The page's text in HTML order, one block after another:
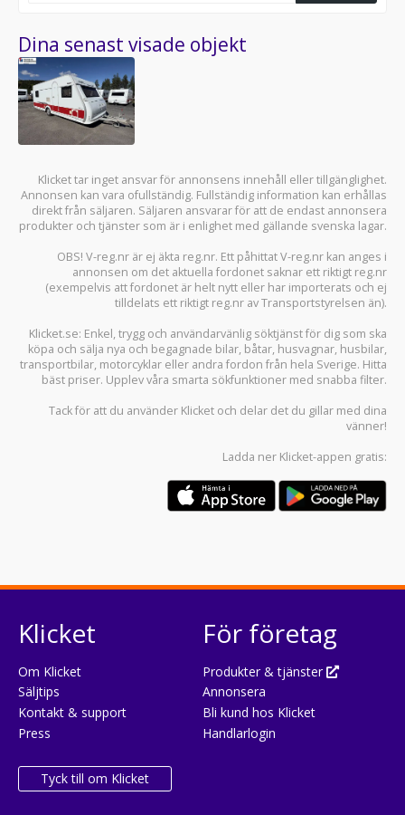
Dina senast visade objekt
Klicket tar inget ansvar för annonsens innehåll eller tillgänglighet.
Annonsen kan vara ofullständig. Fullständig information kan erhållas
direkt från säljaren. Säljaren ansvarar för att de endast annonsera
produkter och tjänster som är i enlighet med gällande svenska lagar.
OBS! V-reg.nr är ej äkta reg.nr. Ett påhittat V-reg.nr kan anges i
annonsen om det aktuella fordonet saknar ett riktigt reg.nr
(exempelvis att fordonet är helt nytt eller har importerats och ej
tilldelats ett riktigt reg.nr av Transportstyrelsen än).
Klicket.se: Enkel, trygg och användarvänlig söktjänst för dig som ska
köpa och sälja nya och begagnade bilar, båtar, husvagnar, husbilar,
transportbilar, motorcyklar eller andra fordon från hela Sverige. Hitta
bäst priser. Upplev våra smarta sökfunktioner med snabba filter.
Tack för att du använder Klicket och delar det du gillar med dina
vänner!
Ladda ner Klicket-appen gratis:
Klicket
Om Klicket
Säljtips
Kontakt & support
Press
Tyck till om Klicket
För företag
Produkter & tjänster
Annonsera
Bli kund hos Klicket
Handlarlogin